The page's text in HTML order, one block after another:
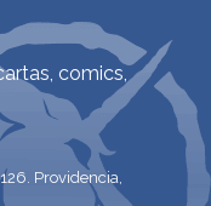
comics,
Providencia,